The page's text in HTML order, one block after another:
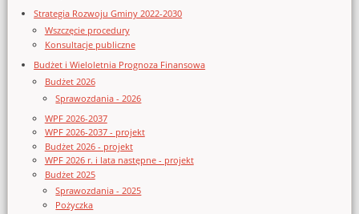
Strategia Rozwoju Gminy 2022-2030
Wszczęcie procedury
Konsultacje publiczne
Budżet i Wieloletnia Prognoza Finansowa
Budżet 2026
Sprawozdania - 2026
WPF 2026-2037
WPF 2026-2037 - projekt
Budżet 2026 - projekt
WPF 2026 r. i lata następne - projekt
Budżet 2025
Sprawozdania - 2025
Pożyczka